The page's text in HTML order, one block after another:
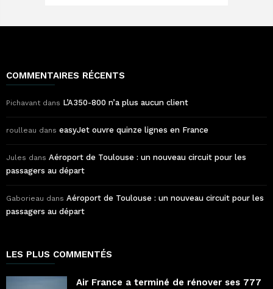
COMMENTAIRES RÉCENTS
Pichavant dans L’A350-800 n’a plus aucun client
roulleau dans easyJet ouvre quinze lignes en France
Jules dans Aéroport de Toulouse : un nouveau circuit pour les
passagers au départ
Gaborieau dans Aéroport de Toulouse : un nouveau circuit pour les
passagers au départ
LES PLUS COMMENTÉS
Air France a terminé de rénover ses 777